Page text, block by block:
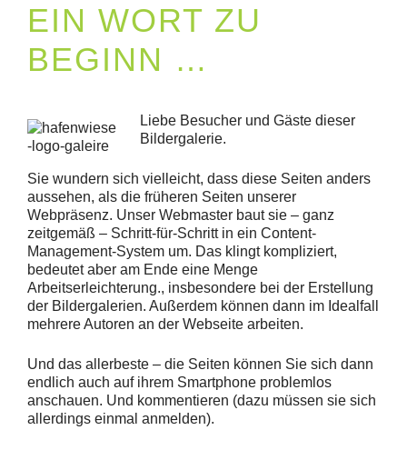
EIN WORT ZU
BEGINN …
Liebe Besucher und Gäste dieser
Bildergalerie.
Sie wundern sich vielleicht, dass diese Seiten anders
aussehen, als die früheren Seiten unserer
Webpräsenz. Unser Webmaster baut sie – ganz
zeitgemäß – Schritt-für-Schritt in ein Content-
Management-System um. Das klingt kompliziert,
bedeutet aber am Ende eine Menge
Arbeitserleichterung., insbesondere bei der Erstellung
der Bildergalerien. Außerdem können dann im Idealfall
mehrere Autoren an der Webseite arbeiten.
Und das allerbeste – die Seiten können Sie sich dann
endlich auch auf ihrem Smartphone problemlos
anschauen. Und kommentieren (dazu müssen sie sich
allerdings einmal anmelden).